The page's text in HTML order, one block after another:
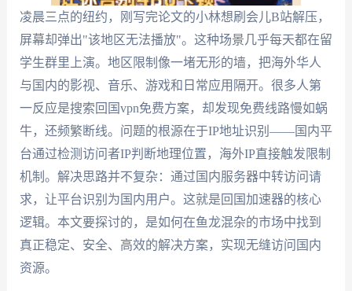
凌晨三点的纽约，刚写完论文的小林想刷会儿B站解压，
屏幕却弹出"该地区无法播放"。这种场景几乎每天都在留
学生群里上演。地区限制像一堵无形的墙，把海外华人
与国内的影视、音乐、游戏和日常应用隔开。很多人第
一反应是搜索回国vpn免费方案，却发现免费线路慢如蜗
牛，还频繁断线。问题的根源在于IP地址识别——国内平
台通过检测访问者IP判断地理位置，海外IP直接触发限制
机制。解决思路并不复杂：通过国内服务器中转访问请
求，让平台识别为国内用户。这就是回国加速器的核心
逻辑。本文要探讨的，是如何在鱼龙混杂的市场中找到
真正稳定、安全、高效的解决方案，实现无缝访问国内
资源。